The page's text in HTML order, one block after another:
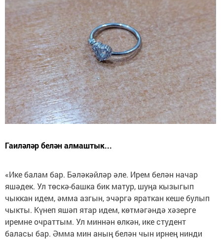
Гаиләләр белән алмаштык...
«Ике балам бар. Бәләкәйләр әле. Ирем белән начар
яшәдек. Ул төскә-башка бик матур, шуңа кызыгып
чыккан идем, әмма азгын, эчәргә яраткан кеше булып
чыкты. Күнеп яшәп ятар идем, көтмәгәндә хәзерге
иремне очраттым. Ул миннән өлкән, ике студент
баласы бар. Әмма мин аның белән чын ирнең нинди